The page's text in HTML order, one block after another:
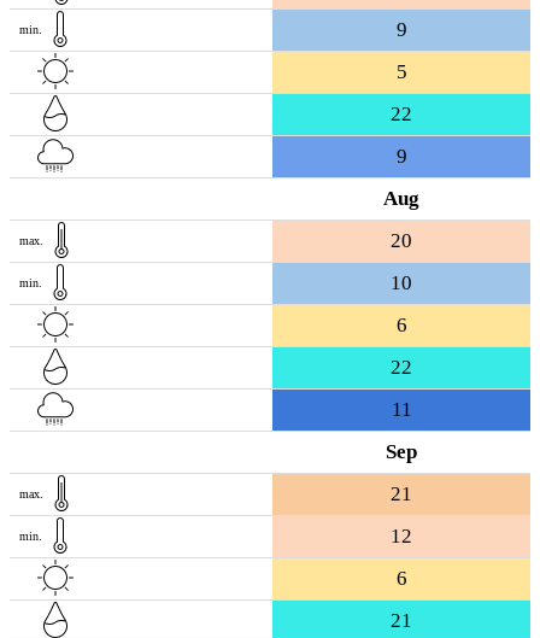
min.
9
5
22
9
Aug
max. 20
min.
10
6
22
11
Sep
max. 21
min.
12
6
21